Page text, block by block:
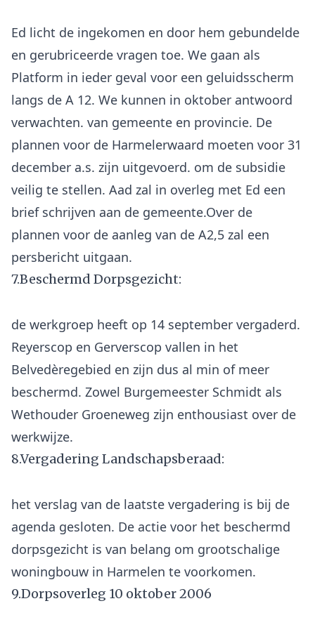
Ed licht de ingekomen en door hem gebundelde
en gerubriceerde vragen toe. We gaan als
Platform in ieder geval voor een geluidsscherm
langs de A 12. We kunnen in oktober antwoord
verwachten. van gemeente en provincie. De
plannen voor de Harmelerwaard moeten voor 31
december a.s. zijn uitgevoerd. om de subsidie
veilig te stellen. Aad zal in overleg met Ed een
brief schrijven aan de gemeente.Over de
plannen voor de aanleg van de A2,5 zal een
7.Beschermd Dorpsgezicht:
de werkgroep heeft op 14 september vergaderd.
Reyerscop en Gerverscop vallen in het
Belvedèregebied en zijn dus al min of meer
beschermd. Zowel Burgemeester Schmidt als
Wethouder Groeneweg zijn enthousiast over de
8.Vergadering Landschapsberaad:
het verslag van de laatste vergadering is bij de
agenda gesloten. De actie voor het beschermd
dorpsgezicht is van belang om grootschalige
9.Dorpsoverleg 10 oktober 2006